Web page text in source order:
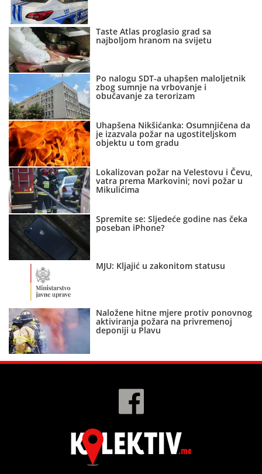
Taste Atlas proglasio grad sa
najboljom hranom na svijetu
Po nalogu SDT-a uhapšen maloljetnik
zbog sumnje na vrbovanje i
obučavanje za terorizam
Uhapšena Nikšićanka: Osumnjičena da
je izazvala požar na ugostiteljskom
objektu u tom gradu
Lokalizovan požar na Velestovu i Čevu,
vatra prema Markovini; novi požar u
Mikulićima
Spremite se: Sljedeće godine nas čeka
poseban iPhone?
MJU: Kljajić u zakonitom statusu
Naložene hitne mjere protiv ponovnog
aktiviranja požara na privremenoj
deponiji u Plavu